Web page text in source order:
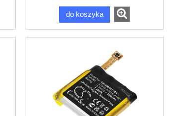
do koszyka